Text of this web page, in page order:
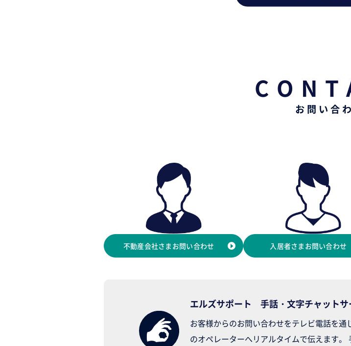
お問い合
不動産会社さまお問い合わせ 入居者さまお問い合わせ
エルズサポート 手話・文字チャットサ
お客様からのお問い合わせをテレビ電話を
のオペレーターへリアルタイムで伝えます